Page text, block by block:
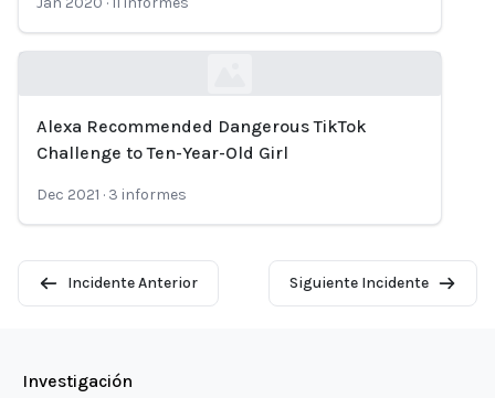
Loading...
Alexa Recommended Dangerous TikTok
Challenge to Ten-Year-Old Girl
Dec 2021 · 3 informes
Incidente Anterior Siguiente Incidente
Investigación